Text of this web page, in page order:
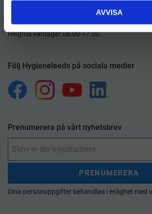
AVVISA
Helgfria vardagar 08.00-17.00
Följ Hygieneleeds på sociala medier
Prenumerera på vårt nyhetsbrev
PRENUMERERA
Dina personuppgifter behandlas i enlighet med